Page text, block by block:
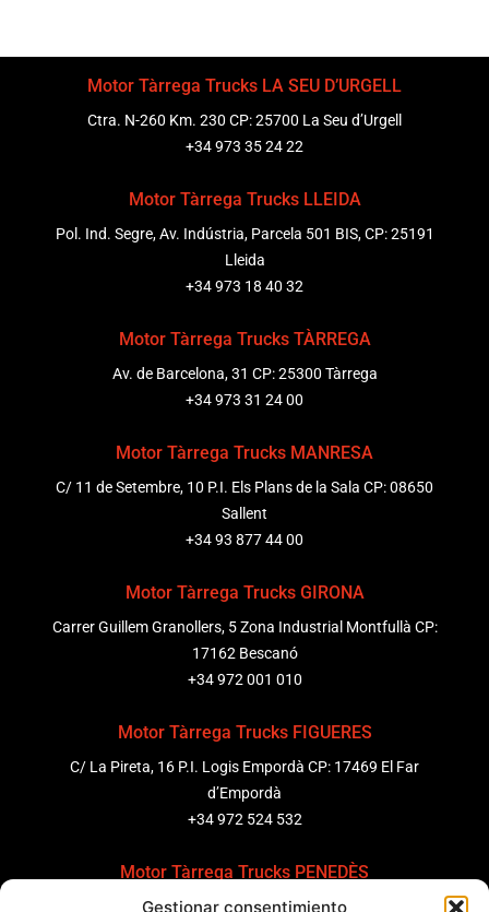
Gestionar consentimiento
Motor Tàrrega Trucks LA SEU D’URGELL
Ctra. N-260 Km. 230 CP: 25700 La Seu d’Urgell
+34 973 35 24 22
Motor Tàrrega Trucks LLEIDA
Pol. Ind. Segre, Av. Indústria, Parcela 501 BIS, CP: 25191
Lleida
+34 973 18 40 32
Motor Tàrrega Trucks TÀRREGA
Av. de Barcelona, 31 CP: 25300 Tàrrega
+34 973 31 24 00
Motor Tàrrega Trucks MANRESA
C/ 11 de Setembre, 10 P.I. Els Plans de la Sala CP: 08650
Sallent
+34 93 877 44 00
Motor Tàrrega Trucks GIRONA
Carrer Guillem Granollers, 5 Zona Industrial Montfullà CP:
17162 Bescanó
+34 972 001 010
Motor Tàrrega Trucks FIGUERES
C/ La Pireta, 16 P.I. Logis Empordà CP: 17469 El Far
d’Empordà
+34 972 524 532
Motor Tàrrega Trucks PENEDÈS
C/ Ponent 8, Pol. Ind. Sant Pere Molanta, CP: 08799